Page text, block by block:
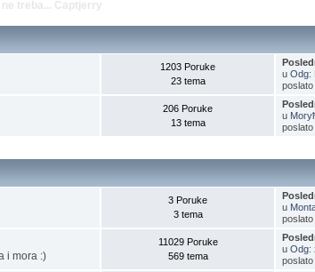
treba... Captjerry
1203 Poruke
23 tema
uOdg:
206 Poruke
13 tema
u
3 Poruke
3 tema
u
i mora :)
11029 Poruke
569 tema
uOdg: